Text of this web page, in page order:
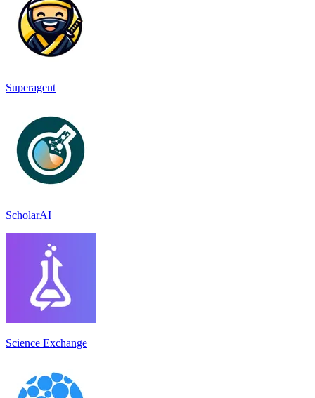
Superagent
ScholarAI
Science Exchange